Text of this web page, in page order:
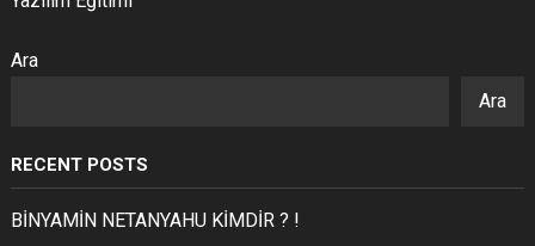
Ara
Ara
RECENT POSTS
BİNYAMİN NETANYAHU KİMDİR ? !